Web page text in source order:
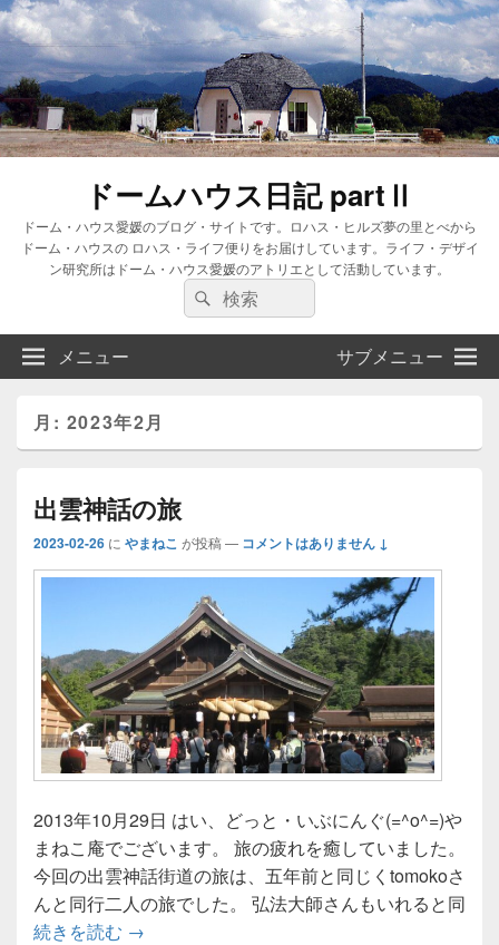
ドームハウス日記 partⅡ
ドーム・ハウス愛媛のブログ・サイトです。ロハス・ヒルズ夢の里とべから
ドーム・ハウスの ロハス・ライフ便りをお届けしています。ライフ・デザイ
ン研究所はドーム・ハウス愛媛のアトリエとして活動しています。
検
索:
検
索
メニュー サブメニュー
月: 2023年2月
出雲神話の旅
2023-02-26 に やまねこ が投稿 — コメントはありません ↓
2013年10月29日 はい、どっと・いぶにんぐ(=^o^=)や
まねこ庵でございます。 旅の疲れを癒していました。
今回の出雲神話街道の旅は、五年前と同じくtomokoさ
んと同行二人の旅でした。 弘法大師さんもいれると同
続きを読む 出雲神話の旅
→